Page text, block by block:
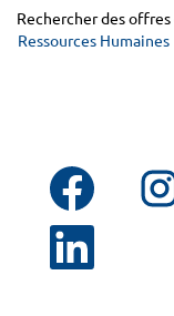
Rechercher des
Ressources Humaines
o
vS
u